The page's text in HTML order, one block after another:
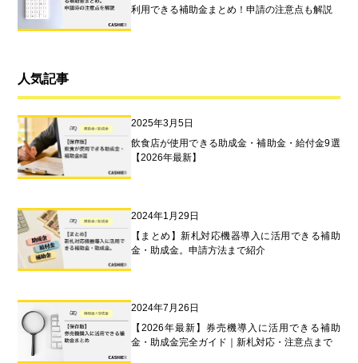
利用できる補助金まとめ！申請の注意点も解説
人気記事
2025年3月5日
飲食店が使用できる助成金・補助金・給付金9選
【2026年最新】
2024年1月29日
【まとめ】新札対応機器導入に活用できる補助
金・助成金。申請方法まで紹介
2024年7月26日
【2026年最新】券売機導入に活用できる補助
金・助成金完全ガイド｜新札対応・注意点まで